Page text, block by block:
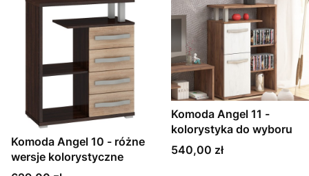
Komoda Angel 10 - różne
wersje kolorystyczne
Komoda Angel 11 -
kolorystyka do wyboru
Cena
540,00 zł